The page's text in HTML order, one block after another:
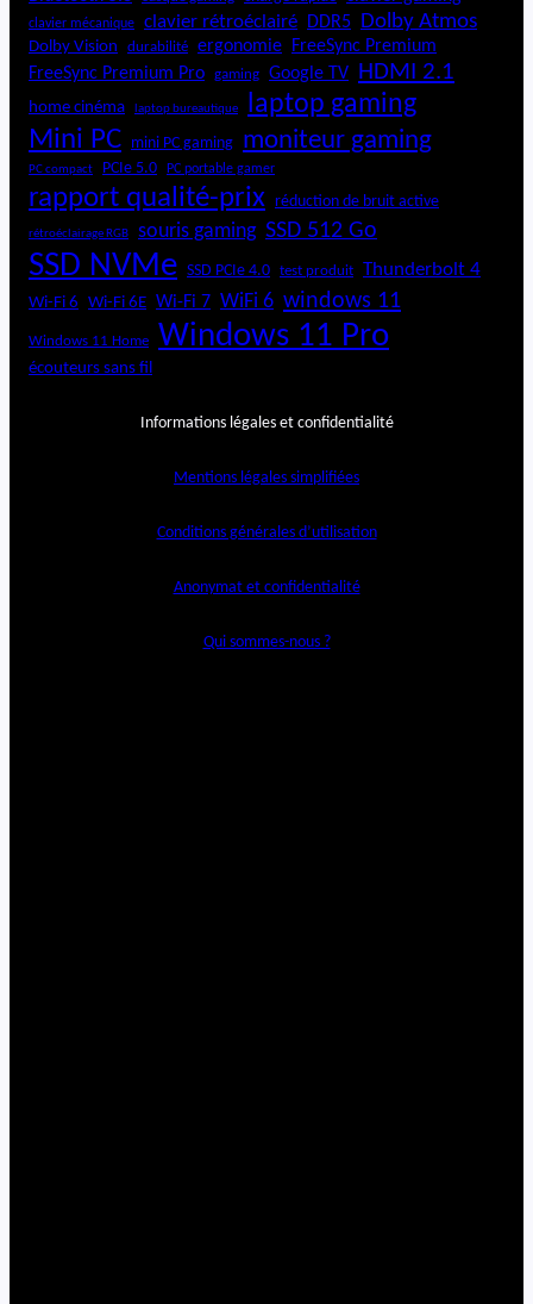
clavier mécanique clavier rétroéclairé DDR5 Dolby Atmos
Dolby Vision durabilité ergonomie
FreeSync Premium
FreeSync Premium Pro
gaming Google TV HDMI 2.1
home cinéma laptop bureautique laptop gaming
Mini PC mini PC gaming moniteur gaming
PC compact PCIe 5.0 PC portable gamer
rapport qualité-prix réduction de bruit active
rétroéclairage RGB souris gaming SSD 512 Go
SSD NVMe SSD PCIe 4.0 test produit Thunderbolt 4
Wi-Fi 6 Wi-Fi 6E Wi-Fi 7 WiFi 6 windows 11
Windows 11 Home Windows 11 Pro
écouteurs sans fil
Informations légales et confidentialité
Mentions légales simplifiées
Conditions générales d’utilisation
Anonymat et confidentialité
Qui sommes-nous ?